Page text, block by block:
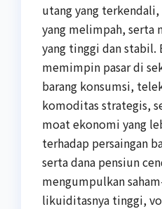
utang yang terkendali,
yang melimpah, serta
yang tinggi dan stabil.
memimpin pasar di
barang konsumsi,
komoditas strategis,
moat ekonomi yang
terhadap persaingan
serta dana pensiun
mengumpulkan
likuiditasnya tinggi,